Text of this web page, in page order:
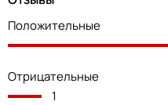
Положительные
Отрицательные
1